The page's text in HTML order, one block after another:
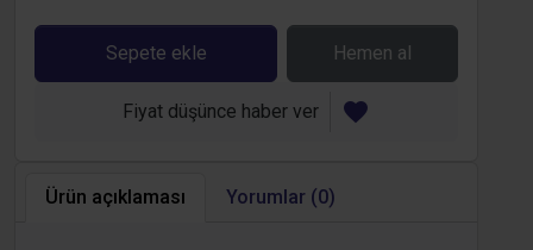
Sepete ekle Hemen al
Fiyat düşünce haber ver
Ürün açıklaması Yorumlar (0)